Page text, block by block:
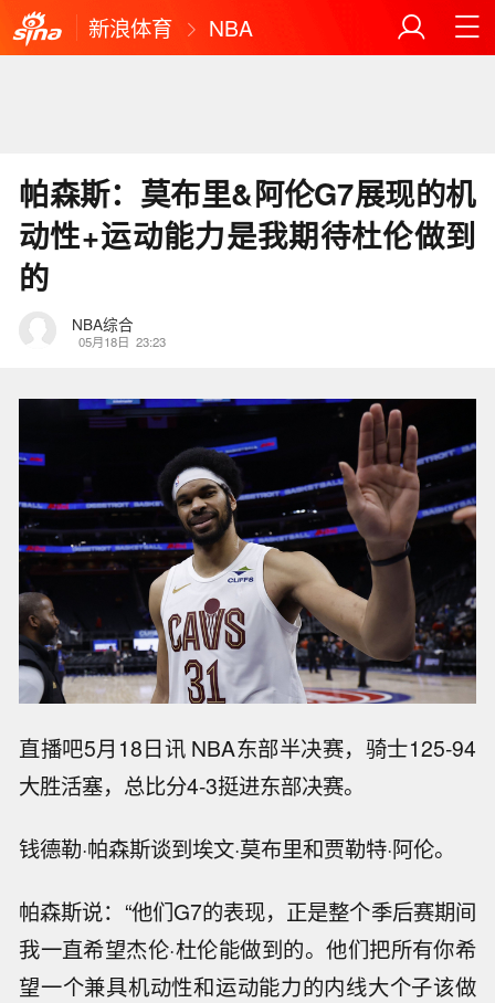
新浪体育 NBA
帕森斯：莫布里&阿伦G7展现的机
动性+运动能力是我期待杜伦做到
的
NBA综合
05月18日 23:23
直播吧5月18日讯 NBA东部半决赛，骑士125-94
大胜活塞，总比分4-3挺进东部决赛。
钱德勒·帕森斯谈到埃文·莫布里和贾勒特·阿伦。
帕森斯说：“他们G7的表现，正是整个季后赛期间
我一直希望杰伦·杜伦能做到的。他们把所有你希
望一个兼具机动性和运动能力的内线大个子该做